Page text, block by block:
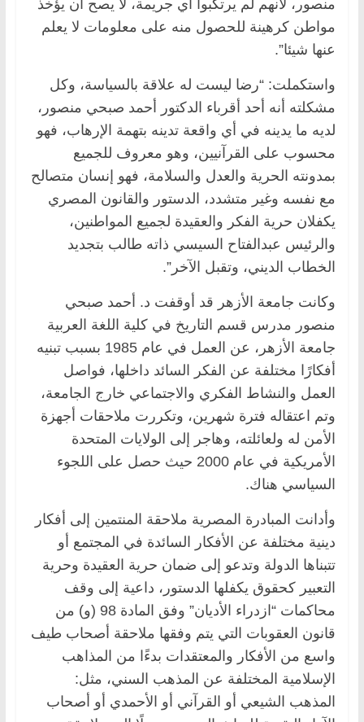
منصور، لأنهم لم يرتكبوا أي جريمة، لا يصح أن يؤخذ
مواطن كرهينة للحصول منه على معلومات لا يعلم
عنها شيئا”.
واستكملت: “رضا ليست له علاقة بالسياسة، وكل
مشكلته أنه أحد أقرباء الدكتور أحمد صبحي منصور،
لديه ما يدينه في أي واقعة تدينه بتهمة الإرهاب، فهو
محسوب على القرآنيين، وهو معروف للجميع
بمدونته الحرية والعدل والسلامة، فهو إنسان متصالح
مع نفسه وغير متشدد، الدستور والقانون المصري
يكفلان حرية الفكر والعقيدة لجميع المواطنين،
والرئيس عبدالفتاح السيسي ذاته طالب بتجديد
الخطاب الديني، وتقبل الآخر”.
وكانت جامعة الأزهر قد أوقفت د. أحمد صبحي
منصور مدرس قسم التاريخ في كلية اللغة العربية
جامعة الأزهر، عن العمل في عام 1985 بسبب تبنيه
أفكارًا مختلفة عن الفكر السائد داخلها، فواصل
العمل والنشاط الفكري والاجتماعي خارج الجامعة،
وتم اعتقاله فترة شهرين، وتكررت ملاحقات أجهزة
الأمن له ولعائلته، وهاجر إلى الولايات المتحدة
الأمريكية في عام 2000 حيث حصل على اللجوء
السياسي هناك.
وأدانت المبادرة المصرية ملاحقة المنتمين إلى أفكار
دينية مختلفة عن الأفكار السائدة في المجتمع أو
تتبناها الدولة وتدعو إلى ضمان حرية العقيدة وحرية
التعبير كحقوق يكفلها الدستور، داعية إلى وقف
محاكمات “ازدراء الأديان” وفق المادة 98 (و) من
قانون العقوبات التي يتم وفقها ملاحقة أصحاب طيف
واسع من الأفكار والمعتقدات بدءًا من المذاهب
الإسلامية المختلفة عن المذهب السني، مثل:
المذهب الشيعي أو القرآني أو الأحمدي أو أصحاب